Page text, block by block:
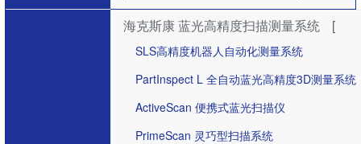
海克斯康 蓝光高精度扫描测量系统 [
SLS高精度机器人自动化测量系统
PartInspect L 全自动蓝光高精度3D测量系统
ActiveScan 便携式蓝光扫描仪
PrimeScan 灵巧型扫描系统